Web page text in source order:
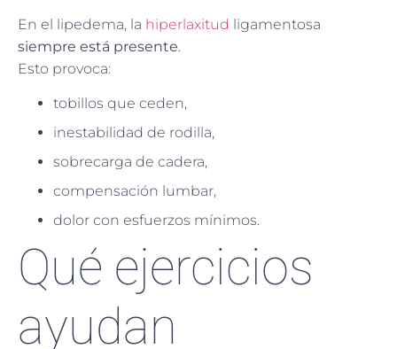
En el lipedema, la hiperlaxitud ligamentosa
siempre está presente.
Esto provoca:
tobillos que ceden,
inestabilidad de rodilla,
sobrecarga de cadera,
compensación lumbar,
dolor con esfuerzos mínimos.
Qué ejercicios
ayudan